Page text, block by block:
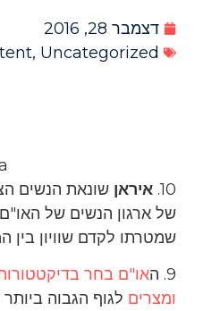
דצמבר 28, 2016
, Uncategorized
10. איראן שונאת הנשים
שמטרתו לקדם שוויון בין
9. ה
או"ם בחר
ומצרים לגוף הגבוה